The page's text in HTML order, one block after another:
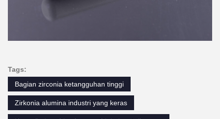
Tags:
Bagian zirconia ketangguhan tinggi
Zirkonia alumina industri yang keras